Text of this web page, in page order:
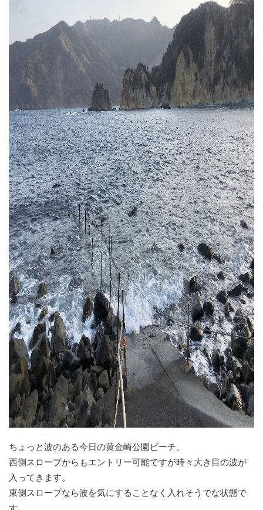
ちょっと波のある今日の黄金崎公園ビーチ。
西側スロープからもエントリー可能ですが時々大き目の波が
入ってきます。
東側スロープなら波を気にすることなく入れそうでな状態で